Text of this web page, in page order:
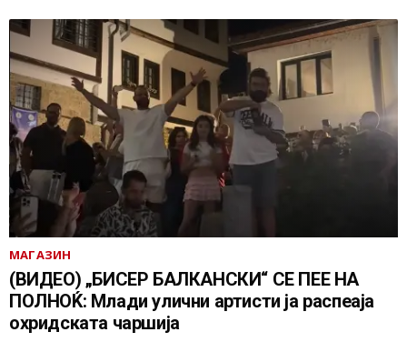
МАГАЗИН
(ВИДЕО) „БИСЕР БАЛКАНСКИ“ СЕ ПЕЕ НА
ПОЛНОЌ: Млади улични артисти ја распеаја
охридската чаршија